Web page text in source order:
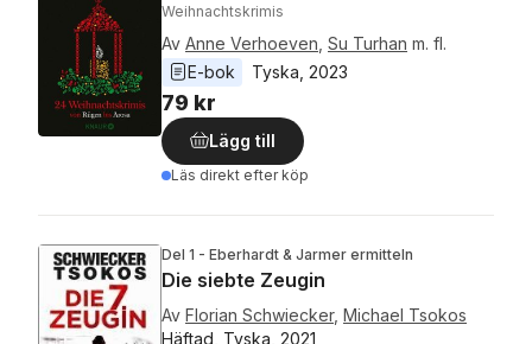
Weihnachtskrimis
Av Anne Verhoeven Su Turhan m. fl.
E-bok
Tyska 2023
79 kr
Lägg till
Läs direkt efter köp
Del 1 - Eberhardt & Jarmer ermitteln
Die siebte Zeugin
Av Florian Schwiecker, Michael Tsokos
Häftad, Tyska, 2021